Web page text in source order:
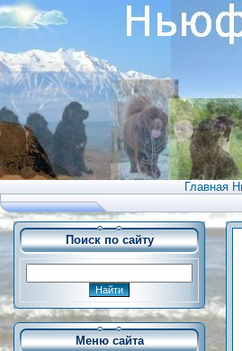
Главная
Поиск по сайту
Меню сайта